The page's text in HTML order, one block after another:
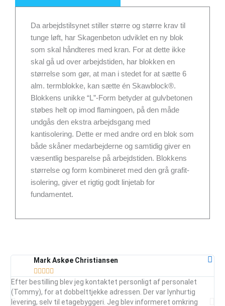
Da arbejdstilsynet stiller større og større krav til
tunge løft, har Skagenbeton udviklet en ny blok
som skal håndteres med kran. For at dette ikke
skal gå ud over arbejdstiden, har blokken en
størrelse som gør, at man i stedet for at sætte 6
alm. termblokke, kan sætte én Skawblock®.
Blokkens unikke “L”-Form betyder at gulvbetonen
støbes helt op imod flamingoen, på den måde
undgås den ekstra arbejdsgang med
kantisolering. Dette er med andre ord en blok som
både skåner medarbejderne og samtidig giver en
væsentlig besparelse på arbejdstiden. Blokkens
størrelse og form kombineret med den grå grafit-
isolering, giver et rigtig godt linjetab for
fundamentet.
Mark Askøe Christiansen
    
Efter bestilling blev jeg kontaktet personligt af personalet
(Tommy), for at dobbelttjekke adressen. Der var lynhurtig
levering, selv til etagebyggeri. Jeg blev informeret omkring